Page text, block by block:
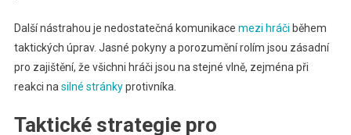
Další nástrahou je nedostatečná komunikace mezi hráči během
taktických úprav. Jasné pokyny a porozumění rolím jsou zásadní
pro zajištění, že všichni hráči jsou na stejné vlně, zejména při
reakci na silné stránkyprotivníka.
Taktické strategie pro